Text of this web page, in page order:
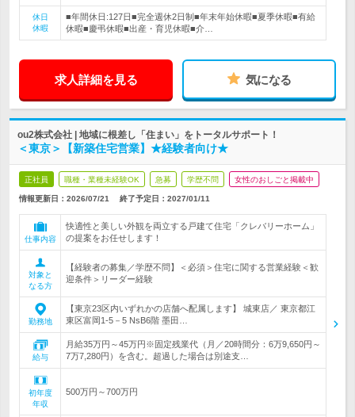
休日
休暇
■年間休日:127日■完全週休2日制■年末年始休暇■夏季休暇■有給
休暇■慶弔休暇■出産・育児休暇■介…
求人詳細を見る 気になる
ou2株式会社 | 地域に根差し「住まい」をトータルサポート！
＜東京＞【新築住宅営業】★経験者向け★
正社員 職種・業種未経験OK 急募 学歴不問 女性のおしごと掲載中
情報更新日：2026/07/21 終了予定日： 2027/01/11
仕事内容
快適性と美しい外観を両立する戸建て住宅「クレバリーホーム」
の提案をお任せします！
対象と
なる方
【経験者の募集／学歴不問】＜必須＞住宅に関する営業経験＜歓
迎条件＞リーダー経験
勤務地
【東京23区内いずれかの店舗へ配属します】 城東店／ 東京都江
東区富岡1-5－5 NsB6階 墨田…
給与
月給35万円～45万円※固定残業代（月／20時間分：6万9,650円～
7万7,280円）を含む。超過した場合は別途支…
初年度
年収
500万円～700万円